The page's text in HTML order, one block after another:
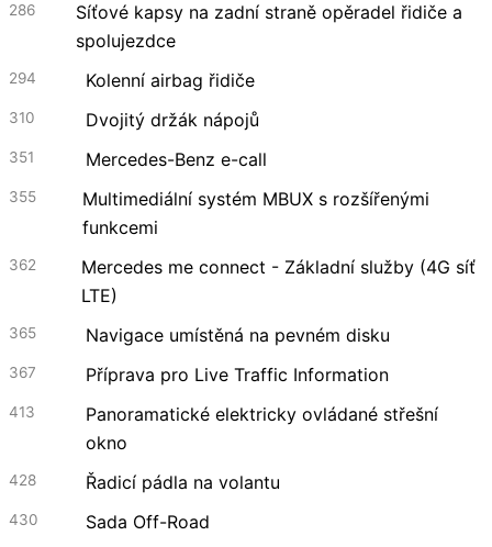
286
Síťové kapsy na zadní straně opěradel řidiče a
spolujezdce
294 Kolenní airbag řidiče
310 Dvojitý držák nápojů
351 Mercedes-Benz e-call
355
Multimediální systém MBUX s rozšířenými
funkcemi
362
Mercedes me connect - Základní služby (4G síť
LTE)
365 Navigace umístěná na pevném disku
367 Příprava pro Live Traffic Information
413
Panoramatické elektricky ovládané střešní
okno
428 Řadicí pádla na volantu
430 Sada Off-Road